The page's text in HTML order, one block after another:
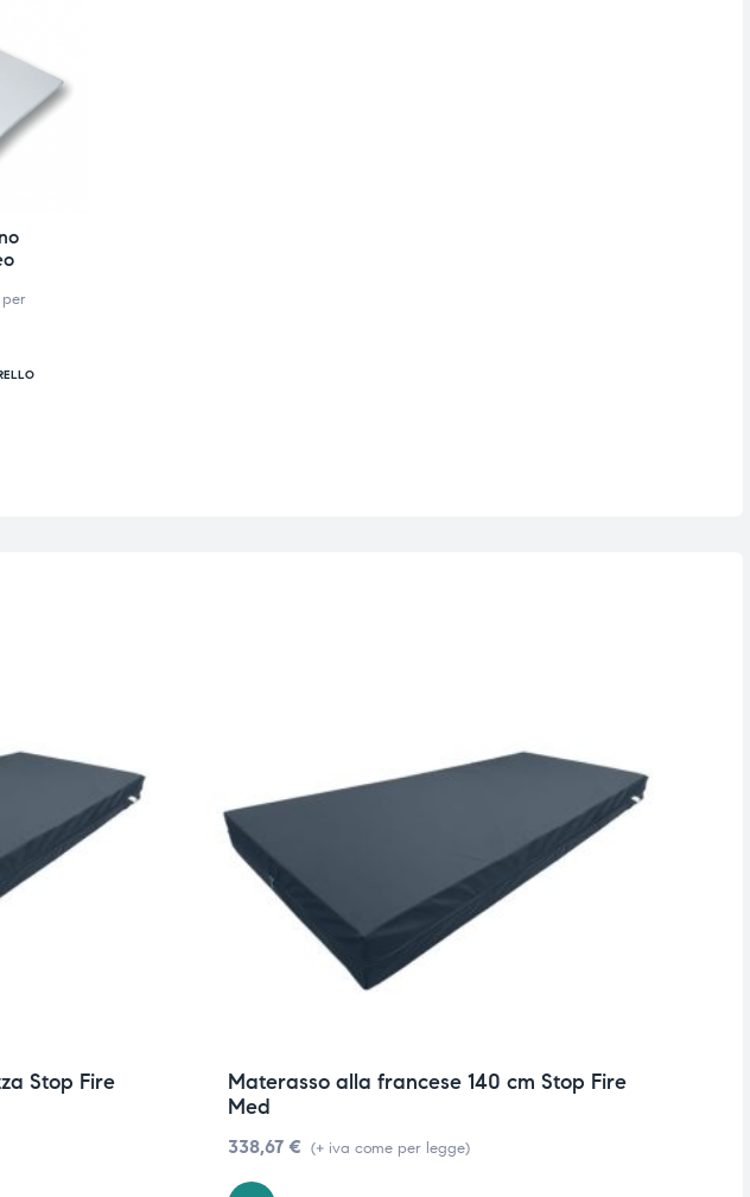
Stop Fire
Materasso alla francese 140 cm Stop Fire
Med
338,67 € (+ iva come per legge)